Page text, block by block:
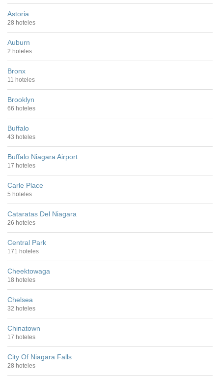
Astoria
28 hoteles
Auburn
2 hoteles
Bronx
11 hoteles
Brooklyn
66 hoteles
Buffalo
43 hoteles
Buffalo Niagara Airport
17 hoteles
Carle Place
5 hoteles
Cataratas Del Niagara
26 hoteles
Central Park
171 hoteles
Cheektowaga
18 hoteles
Chelsea
32 hoteles
Chinatown
17 hoteles
City Of Niagara Falls
28 hoteles